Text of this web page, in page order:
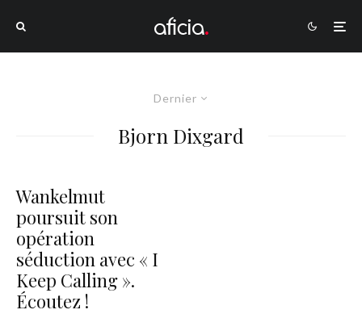
Dernier
Bjorn Dixgard
Wankelmut
poursuit son
opération
séduction avec « I
Keep Calling ».
Écoutez !